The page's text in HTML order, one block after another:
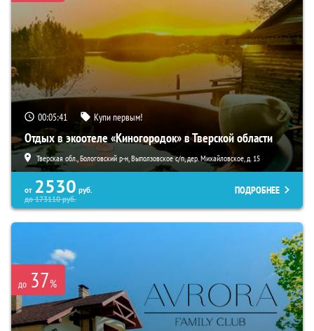
00:05:39 Купи первым!
Отдых в экоотеле «Киногородок» в Тверской области
Тверская обл., Бологовский р-н, Выползовское с/п, дер. Михайловское, д. 15
от 2530 руб.
до173110руб.
ПОДРОБНЕЕ
до 37%